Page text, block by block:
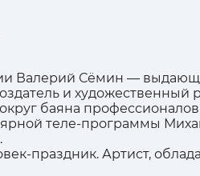
Валерий Сёмин —
и художественный
баяна
теле-программы
праздник. Артист,